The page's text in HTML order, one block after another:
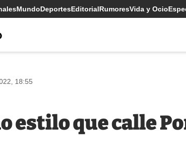
MundoDeportesEditorialRumoresVida y Ocio
18:55
estilo que calle